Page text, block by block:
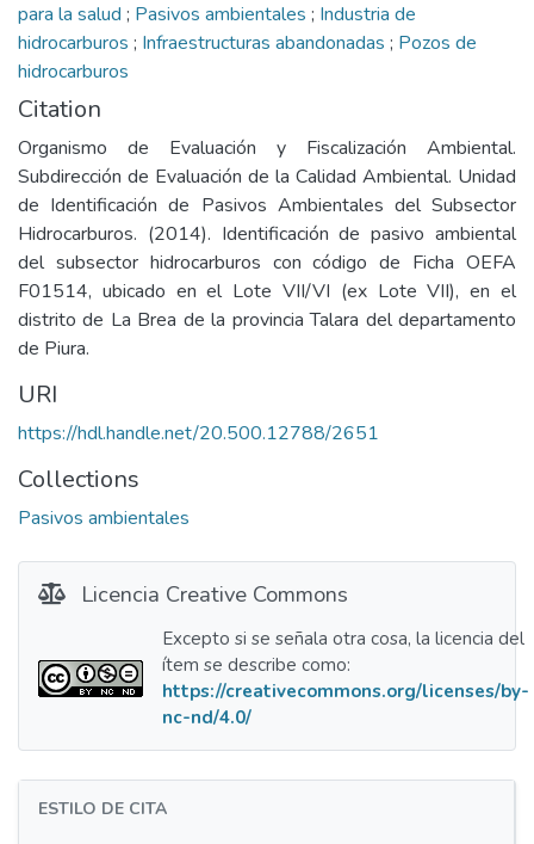
para la salud ; Pasivos ambientales ; Industria de
hidrocarburos ; Infraestructuras abandonadas ; Pozos de
hidrocarburos
Citation
Organismo de Evaluación y Fiscalización Ambiental.
Subdirección de Evaluación de la Calidad Ambiental. Unidad
de Identificación de Pasivos Ambientales del Subsector
Hidrocarburos. (2014). Identificación de pasivo ambiental
del subsector hidrocarburos con código de Ficha OEFA
F01514, ubicado en el Lote VII/VI (ex Lote VII), en el
distrito de La Brea de la provincia Talara del departamento
de Piura.
URI
https://hdl.handle.net/20.500.12788/2651
Collections
Pasivos ambientales
Licencia Creative Commons
Excepto si se señala otra cosa, la licencia del
ítem se describe como:
https://creativecommons.org/licenses/by-
nc-nd/4.0/
ESTILO DE CITA